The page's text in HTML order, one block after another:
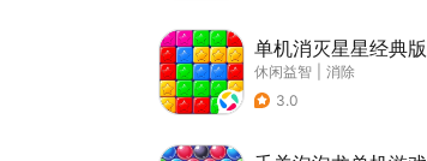
单机消灭星星经典版
休闲益智
消除
3.0